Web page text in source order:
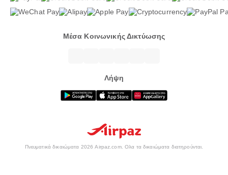
Μέσα Κοινωνικής Δικτύωσης
Λήψη
Πνευματικά δικαιώματα 2026 Airpaz.com. Ολα τα δικαιώματα διατηρούνται.